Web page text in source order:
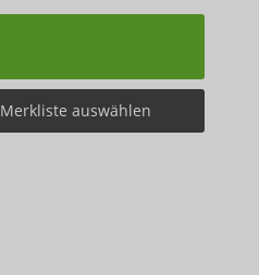
Merkliste auswählen